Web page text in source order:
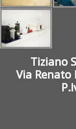
Tiziano
Via Renato